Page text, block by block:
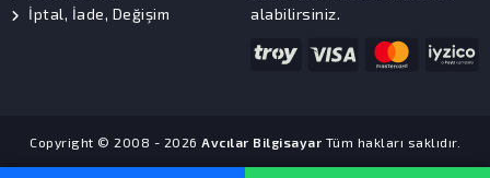
İptal, İade, Değişim
alabilirsiniz.
Copyright © 2008 - 2026 Avcılar Bilgisayar Tüm hakları saklıdır.